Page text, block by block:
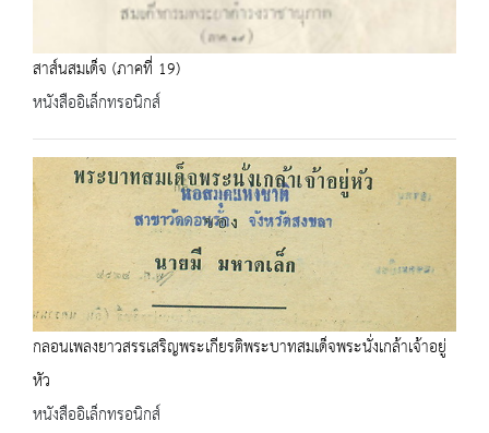
สาส์นสมเด็จ (ภาคที่ 19)
หนังสืออิเล็กทรอนิกส์
กลอนเพลงยาวสรรเสริญพระเกียรติพระบาทสมเด็จพระนั่งเกล้าเจ้าอยู่
หัว
หนังสืออิเล็กทรอนิกส์